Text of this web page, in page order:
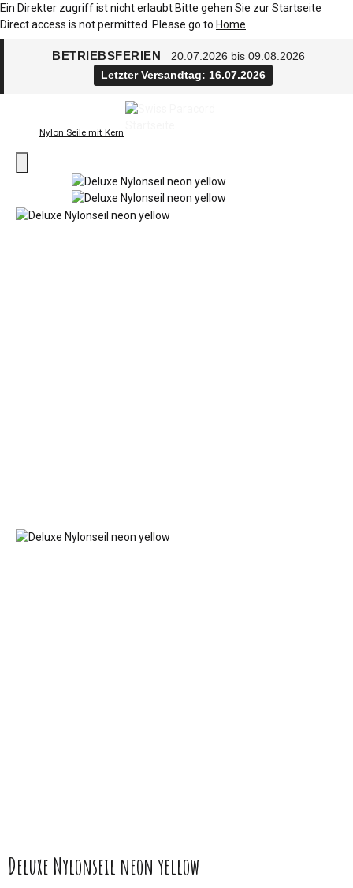
Ein Direkter zugriff ist nicht erlaubt Bitte gehen Sie zurStartseite
Direct access is not permitted. Please go to Home
BETRIEBSFERIEN
20.07.2026 bis 09.08.2026
Letzter Versandtag: 16.07.2026
Nylon Seile mit Kern
Deluxe Nylonseil neon yellow